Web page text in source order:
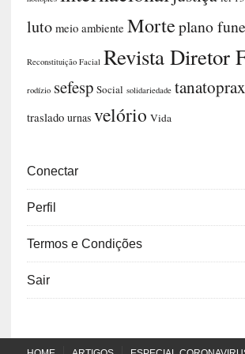
luto meio ambiente Morteplano
Reconstituição Facial Revista Diretor
rodízio sefesp Social solidariedade
traslado urnas velório Vida
Conectar
Perfil
Termos e Condições
Sair